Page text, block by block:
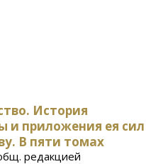
История
и приложения ея сил
В пяти томах
редакцией